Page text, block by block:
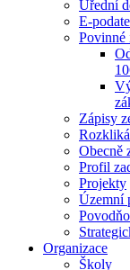
Úřední
E-
Povinné
Zápisy
Obecně
Profil
Projekty
Územní
Organizace
Školy